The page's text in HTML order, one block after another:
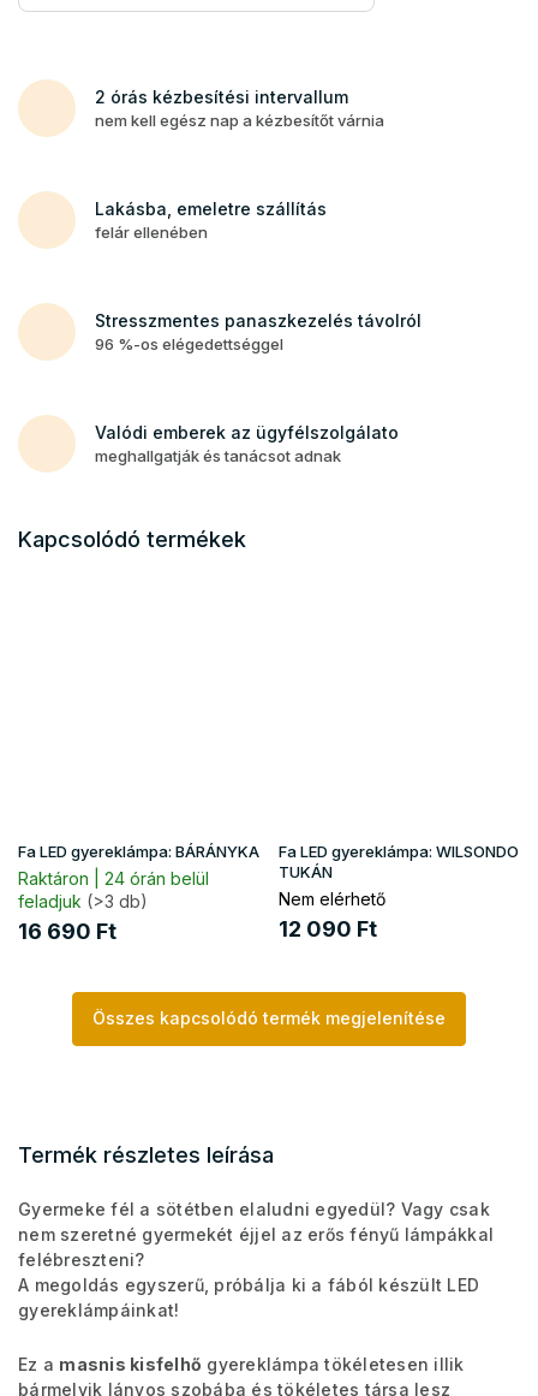
2 órás kézbesítési intervallum
nem kell egész nap a kézbesítőt várnia
Lakásba, emeletre szállítás
felár ellenében
Stresszmentes panaszkezelés távolról
96 %-os elégedettséggel
Valódi emberek az ügyfélszolgálato
meghallgatják és tanácsot adnak
Kapcsolódó termékek
Fa LED gyereklámpa: BÁRÁNYKA
Raktáron | 24 órán belül
feladjuk (>3 db)
16 690 Ft
Fa LED gyereklámpa: WILSONDO
TUKÁN
Nem elérhető
12 090 Ft
Összes kapcsolódó termék megjelenítése
Termék részletes leírása
Gyermeke fél a sötétben elaludni egyedül? Vagy csak
nem szeretné gyermekét éjjel az erős fényű lámpákkal
felébreszteni?
A megoldás egyszerű, próbálja ki a fából készült LED
gyereklámpáinkat!
Ez a masnis kisfelhő gyereklámpa tökéletesen illik
bármelyik lányos szobába és tökéletes társa lesz